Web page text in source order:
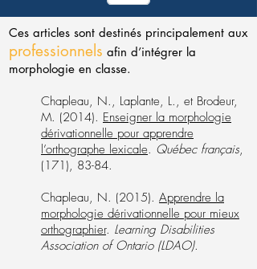
Ces articles sont destinés principalement aux
professionnels afin d’intégrer la
morphologie en classe.
Chapleau, N., Laplante, L., et Brodeur,
M. (2014). Enseigner la morphologie
dérivationnelle pour apprendre
l’orthographe lexicale. Québec français,
(171), 83-84.
Chapleau, N. (2015). Apprendre la
morphologie dérivationnelle pour mieux
orthographier. Learning Disabilities
Association of Ontario (LDAO).